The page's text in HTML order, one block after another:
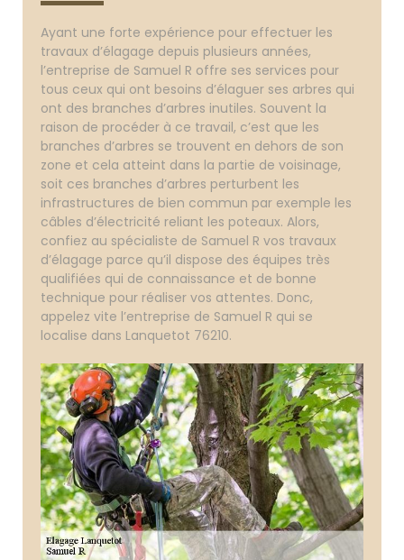
Ayant une forte expérience pour effectuer les
travaux d’élagage depuis plusieurs années,
l’entreprise de Samuel R offre ses services pour
tous ceux qui ont besoins d’élaguer ses arbres qui
ont des branches d’arbres inutiles. Souvent la
raison de procéder à ce travail, c’est que les
branches d’arbres se trouvent en dehors de son
zone et cela atteint dans la partie de voisinage,
soit ces branches d’arbres perturbent les
infrastructures de bien commun par exemple les
câbles d’électricité reliant les poteaux. Alors,
confiez au spécialiste de Samuel R vos travaux
d’élagage parce qu’il dispose des équipes très
qualifiées qui de connaissance et de bonne
technique pour réaliser vos attentes. Donc,
appelez vite l’entreprise de Samuel R qui se
localise dans Lanquetot 76210.